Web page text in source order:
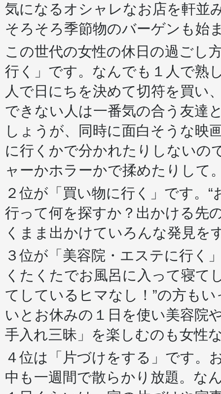
気になるオシャレなお店を軒並
そろそろ季節物のバーゲンも始
この世代の女性の休日の過ごし
行く」です。なんでも１人で熟
人で日にちを決めて切符を買い
できない人は一番気の合う友達
しょうが、同時に面白そうな映
に行くかで分かれたりしないの
ャーかホラーかで揉めたりして
２位が「買い物に行く」です。
行って何を探すか？出かける先
くまま出かけていろんな発見を
３位が「美容院・エステに行く
くたくたでお風呂に入って寝て
てしているヒマなし！”の方も
いとお休みの１日を使い美容院
手入れ三昧」を楽しむのも女性
４位は「片づけをする」です。
中も一週間で散らかり放題。な